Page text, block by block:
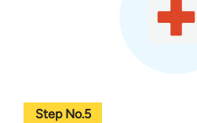
Step No.5